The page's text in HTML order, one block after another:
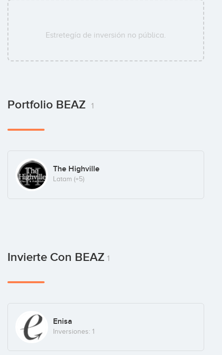
Estretegía de inversión no pública.
Portfolio BEAZ 1
The Highville
Latam (+5)
Invierte Con BEAZ 1
Enisa
Inversiones: 1